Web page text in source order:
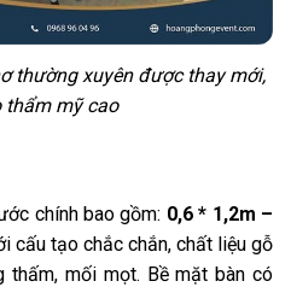
thường xuyên được thay mới,
thẩm mỹ cao
chính bao gồm: 0,6 * 1,2m –
cấu tạo chắc chắn, chất liệu gỗ
thấm, mối mọt. Bề mặt bàn có